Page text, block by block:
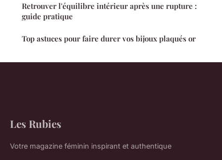
Retrouver l'équilibre intérieur après une rupture :
guide pratique
Top astuces pour faire durer vos bijoux plaqués or
Les Rubies
Votre magazine féminin inspirant et authentique